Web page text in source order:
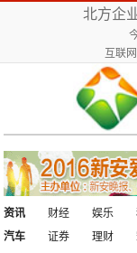
北方企
互联
资讯 财经 娱乐
汽车
证券 理财